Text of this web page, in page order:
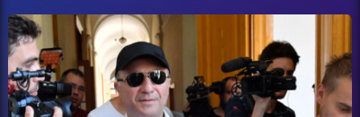
Hobby
Software